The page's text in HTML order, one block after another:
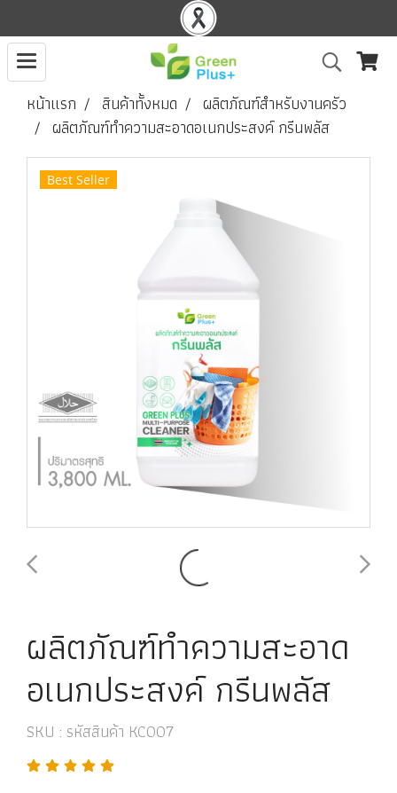
หน้าแรก สินค้าทั้งหมด
ผลิตภัณฑ์สำหรับงานครัว
ผลิตภัณฑ์ทำความสะอาดอเนกประสงค์ กรีนพลัส
Best Seller
ผลิตภัณฑ์ทำความสะอาด
อเนกประสงค์ กรีนพลัส
SKU : รหัสสินค้า KC007